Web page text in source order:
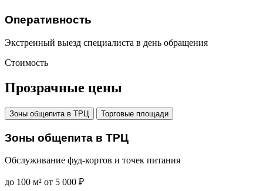
Оперативность
Экстренный выезд специалиста в день обращения
Стоимость
Прозрачные цены
Зоны общепита в ТРЦ Торговые площади
Зоны общепита в ТРЦ
Обслуживание фуд-кортов и точек питания
до 100 м² от 5 000 ₽